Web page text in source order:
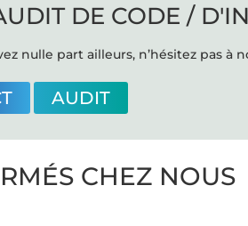
DE CODE /
nulle part ailleurs, n’hésitez pas à
AUDIT
CHEZ NOUS